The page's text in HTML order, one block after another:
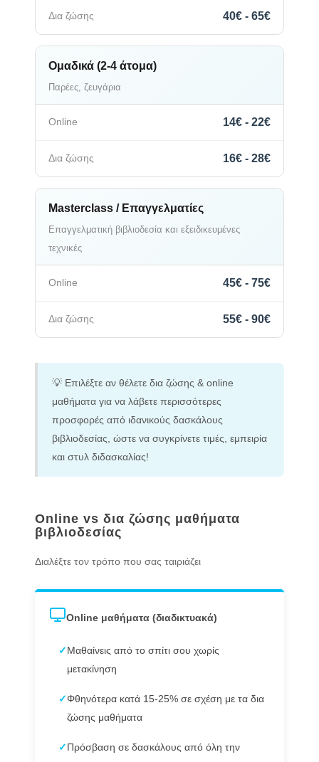
40€ - 65€
Ομαδικά (2-4 άτομα)
Παρέες, ζευγάρια
14€ - 22€
16€ - 28€
Masterclass / Επαγγελματίες
Επαγγελματική βιβλιοδεσία και εξειδικευμένες
τεχνικές
45€ - 75€
55€ - 90€
💡 Επιλέξτε αν θέλετε δια ζώσης & online
μαθήματα για να λάβετε περισσότερες
προσφορές από ιδανικούς δασκάλους
βιβλιοδεσίας, ώστε να συγκρίνετε τιμές, εμπειρία
και στυλ διδασκαλίας!
Online vs δια ζώσης μαθήματα
βιβλιοδεσίας
Διαλέξτε τον τρόπο που σας ταιριάζει
Online μαθήματα (διαδικτυακά)
✓ Μαθαίνεις από το σπίτι σου χωρίς
μετακίνηση
✓Φθηνότερα κατά 15-25% σε σχέση με τα δια
ζώσης μαθήματα
✓ Πρόσβαση σε δασκάλους από όλη την